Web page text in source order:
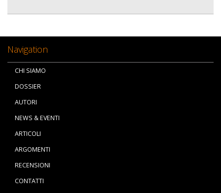
Navigation
CHI SIAMO
DOSSIER
AUTORI
NEWS & EVENTI
ARTICOLI
ARGOMENTI
RECENSIONI
CONTATTI